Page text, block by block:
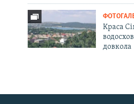
Русский
Краса
довкола